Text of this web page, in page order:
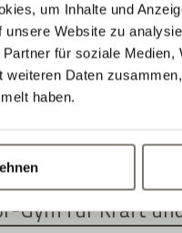
um Inhalte und
unsere Website zu
für soziale
weiteren Daten
haben.
–
für Sportler,
Tennisplatz
Gym für Kraft